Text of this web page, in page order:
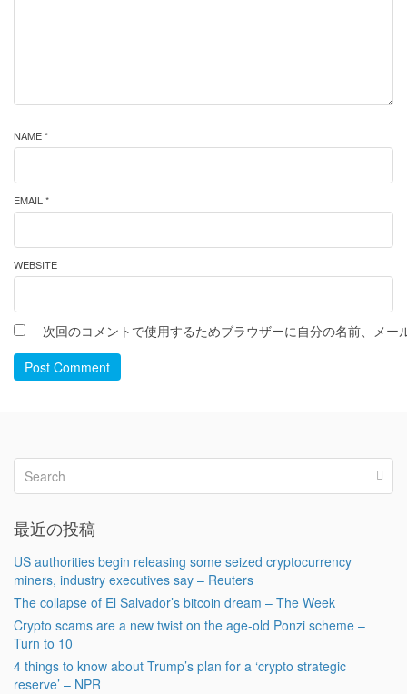
NAME *
EMAIL *
WEBSITE
次回のコメントで使用するためブラウザーに自分の名前、メー
Post Comment
最近の投稿
US authorities begin releasing some seized cryptocurrency
miners, industry executives say – Reuters
The collapse of El Salvador’s bitcoin dream – The Week
Crypto scams are a new twist on the age-old Ponzi scheme –
Turn to 10
4 things to know about Trump’s plan for a ‘crypto strategic
reserve’ – NPR